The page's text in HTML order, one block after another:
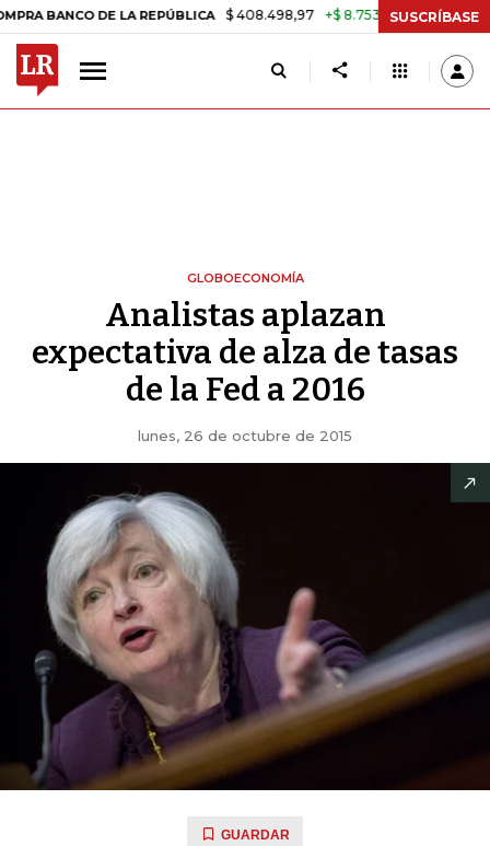
DE LA REPÚBLICA $ 408.498,97 +$ 8.753,81 +2,19% TASA DE
SUSCRÍBASE
GLOBOECONOMÍA
Analistas aplazan
expectativa de alza de tasas
de la Fed a 2016
lunes, 26 de octubre de 2015
GUARDAR